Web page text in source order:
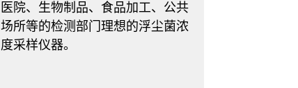
医院、生物制品、食品加工、公共
场所等的检测部门理想的浮尘菌浓
度采样仪器。